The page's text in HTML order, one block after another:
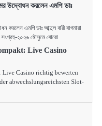
উদ্বোধন করলেন এমপি ডাঃ
করলেন এমপি ডাঃ আব্দুল বারী বাগমারা
সংগ্রহ-২০২৬ মৌসুমে বোরো…
Live Casino
Casino richtig bewerten
abwechslungsreichsten Slot-